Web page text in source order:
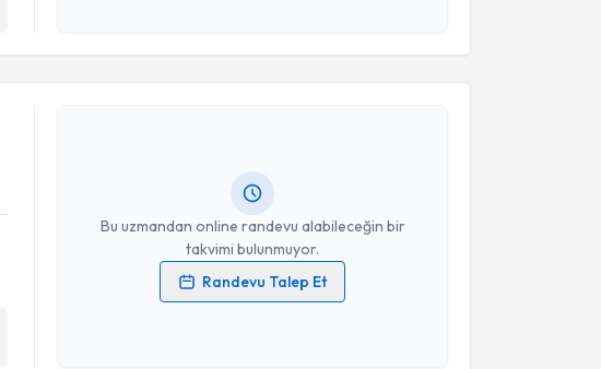
Takvim Talebini Gönder
Bu uzmandan online randevu alabileceğin bir
takvimi bulunmuyor.
Randevu Talep Et
Randevu Takvimi Talebi
Prof. Dr. Ercan Eren
Kişisel verilerimin işlenmesine ilişkinAydınlatma Metni